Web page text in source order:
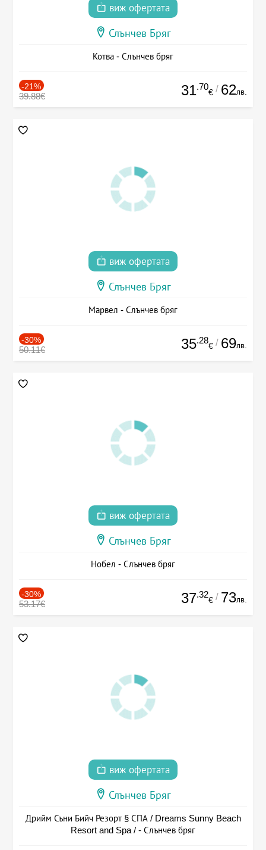
виж офертата
Слънчев Бряг
Котва - Слънчев бряг
-21%
39.88€ 31.70
€ / 62лв.
виж офертата
Слънчев Бряг
Марвел - Слънчев бряг
-30%
50.11€ 35.28
€ / 69лв.
виж офертата
Слънчев Бряг
Нобел - Слънчев бряг
-30%
53.17€ 37.32
€ / 73лв.
виж офертата
Слънчев Бряг
Дрийм Съни Бийч Резорт § СПА / Dreams Sunny Beach
Resort and Spa / - Слънчев бряг